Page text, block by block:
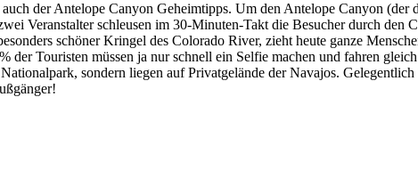
der Antelope Canyon Geheimtipps. Um den Antelope Canyon (der
Veranstalter schleusen im 30-Minuten-Takt die Besucher durch den
schöner Kringel des Colorado River, zieht heute ganze
Touristen müssen ja nur schnell ein Selfie machen und fahren
sondern liegen auf Privatgelände der Navajos.